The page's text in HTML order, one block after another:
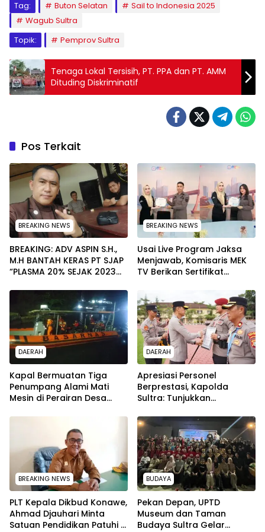
Tag: Buton Selatan
Sail to Indonesia 2025
Wagub Sultra
Topik:
Pemprov Sultra
Tenaga Lokal Tersisih, PT. PPA dan PT. AMM
Dituding Diskriminatif
Pos Terkait
BREAKING NEWS
BREAKING: ADV ASPIN S.H.,
M.H BANTAH KERAS PT SJAP
“PLASMA 20% SEJAK 2023
WARGA WAWOONE!
BREAKING NEWS
Usai Live Program Jaksa
Menjawab, Komisaris MEK
TV Berikan Sertifikat
Kejari Muna
DAERAH
Kapal Bermuatan Tiga
Penumpang Alami Mati
Mesin di Perairan Desa
Dikerahkan
DAERAH
Apresiasi Personel
Berprestasi, Kapolda
Sultra: Tunjukkan
Masyarakat
BREAKING NEWS
PLT Kepala Dikbud Konawe,
Ahmad Djauhari Minta
Satuan Pendidikan Patuhi 7
BUDAYA
Pekan Depan, UPTD
Museum dan Taman
Budaya Sultra Gelar